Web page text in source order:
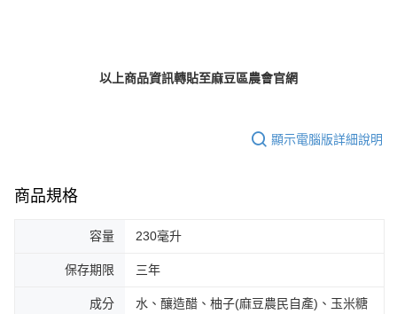
以上商品資訊轉貼至麻豆區農會官網
顯示電腦版詳細說明
商品規格
容量 230毫升
保存期限 三年
成分
水、釀造醋、柚子(麻豆農民自產)、玉米糖